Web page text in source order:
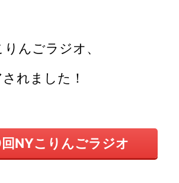
んごラジオ、
れました！
NYこりんごラジオ